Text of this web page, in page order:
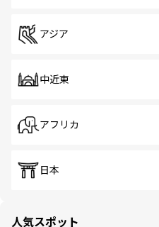
アジア
中近東
アフリカ
日本
人気スポット